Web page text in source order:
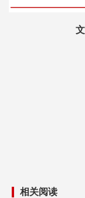
相关阅读